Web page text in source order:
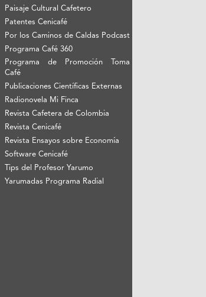
Paisaje Cultural Cafetero
Patentes Cenicafé
Por los Caminos de Caldas Podcast
Programa Café 360
Programa de Promoción Toma
Café
Publicaciones Científicas Externas
Radionovela Mi Finca
Revista Cafetera de Colombia
Revista Cenicafé
Revista Ensayos sobre Economía
Software Cenicafé
Tips del Profesor Yarumo
Yarumadas Programa Radial